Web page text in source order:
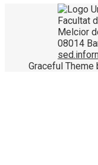
Facultat
Melcior
08014
Graceful Theme